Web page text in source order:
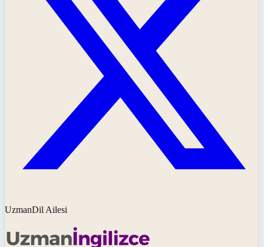
UzmanDil Ailesi